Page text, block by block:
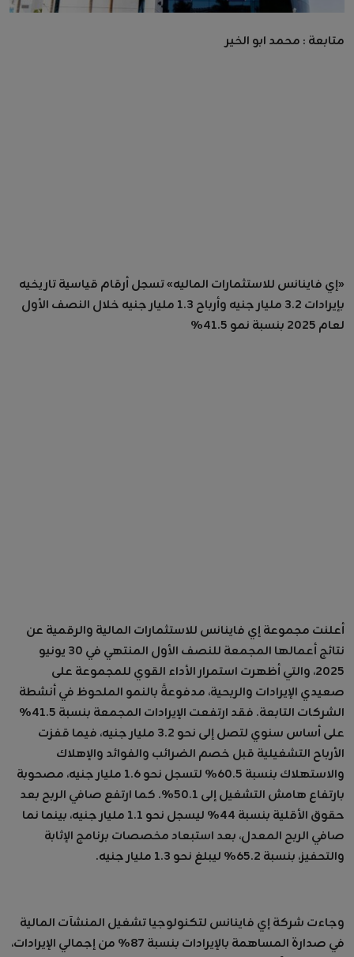
متابعة : محمد ابو الخير
«إي فاينانس للاستثمارات الماليه» تسجل أرقام قياسية تاريخيه
بإيرادات 3.2 مليار جنيه وأرباح 1.3 مليار جنيه خلال النصف الأول
لعام 2025 بنسبة نمو 41.5%
أعلنت مجموعة إي فاينانس للاستثمارات المالية والرقمية عن
نتائج أعمالها المجمعة للنصف الأول المنتهي في 30 يونيو
2025، والتي أظهرت استمرار الأداء القوي للمجموعة على
صعيدي الإيرادات والربحية، مدفوعةً بالنمو الملحوظ في أنشطة
الشركات التابعة. فقد ارتفعت الإيرادات المجمعة بنسبة 41.5%
على أساس سنوي لتصل إلى نحو 3.2 مليار جنيه، فيما قفزت
الأرباح التشغيلية قبل خصم الضرائب والفوائد والإهلاك
والاستهلاك بنسبة 60.5% لتسجل نحو 1.6 مليار جنيه، مصحوبة
بارتفاع هامش التشغيل إلى 50.1%. كما ارتفع صافي الربح بعد
حقوق الأقلية بنسبة 44% ليسجل نحو 1.1 مليار جنيه، بينما نما
صافي الربح المعدل، بعد استبعاد مخصصات برنامج الإثابة
والتحفيز، بنسبة 65.2% ليبلغ نحو 1.3 مليار جنيه.
وجاءت شركة إي فاينانس لتكنولوجيا تشغيل المنشآت المالية
في صدارة المساهمة بالإيرادات بنسبة 87% من إجمالي الإيرادات،